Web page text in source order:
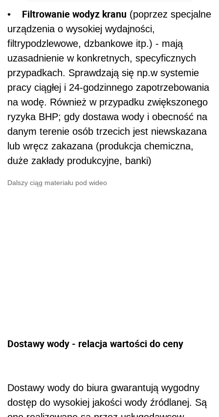
• Filtrowanie wodyz kranu (poprzez specjalne
urządzenia o wysokiej wydajności,
filtrypodzlewowe, dzbankowe itp.) - mają
uzasadnienie w konkretnych, specyficznych
przypadkach. Sprawdzają się np.w systemie
pracy ciągłej i 24-godzinnego zapotrzebowania
na wodę. Również w przypadku zwiększonego
ryzyka BHP; gdy dostawa wody i obecność na
danym terenie osób trzecich jest niewskazana
lub wręcz zakazana (produkcja chemiczna,
duże zakłady produkcyjne, banki)
Dalszy ciąg materiału pod wideo
Dostawy wody - relacja wartości do ceny
Dostawy wody do biura gwarantują wygodny
dostęp do wysokiej jakości wody źródlanej. Są